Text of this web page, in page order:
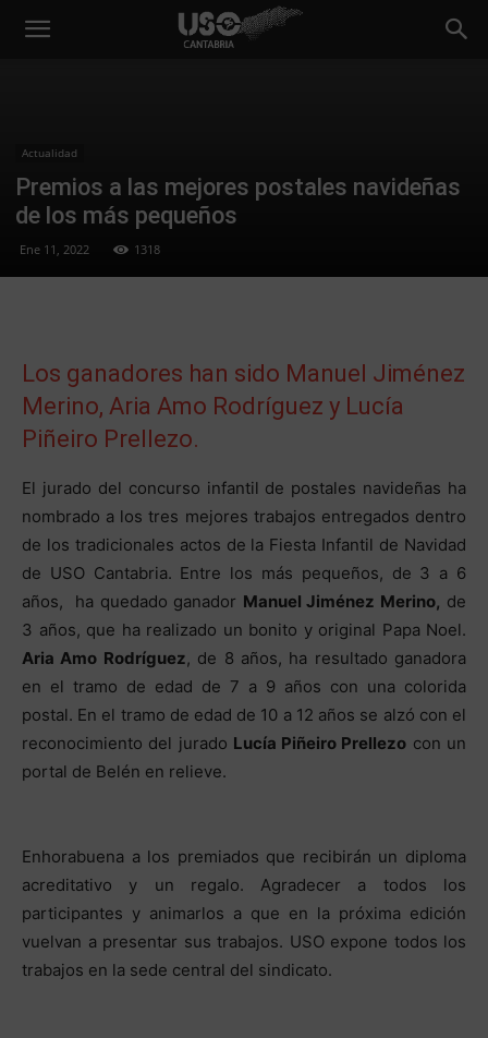
Actualidad
Premios a las mejores postales navideñas
de los más pequeños
Ene 11, 2022 1318
Los ganadores han sido Manuel Jiménez
Merino, Aria Amo Rodríguez y Lucía
Piñeiro Prellezo.
El jurado del concurso infantil de postales navideñas ha
nombrado a los tres mejores trabajos entregados dentro
de los tradicionales actos de la Fiesta Infantil de Navidad
de USO Cantabria. Entre los más pequeños, de 3 a 6
años, ha quedado ganador Manuel Jiménez Merino, de
3 años, que ha realizado un bonito y original Papa Noel.
Aria Amo Rodríguez, de 8 años, ha resultado ganadora
en el tramo de edad de 7 a 9 años con una colorida
postal. En el tramo de edad de 10 a 12 años se alzó con el
reconocimiento del jurado Lucía Piñeiro Prellezo con un
portal de Belén en relieve.
Enhorabuena a los premiados que recibirán un diploma
acreditativo y un regalo. Agradecer a todos los
participantes y animarlos a que en la próxima edición
vuelvan a presentar sus trabajos. USO expone todos los
trabajos en la sede central del sindicato.